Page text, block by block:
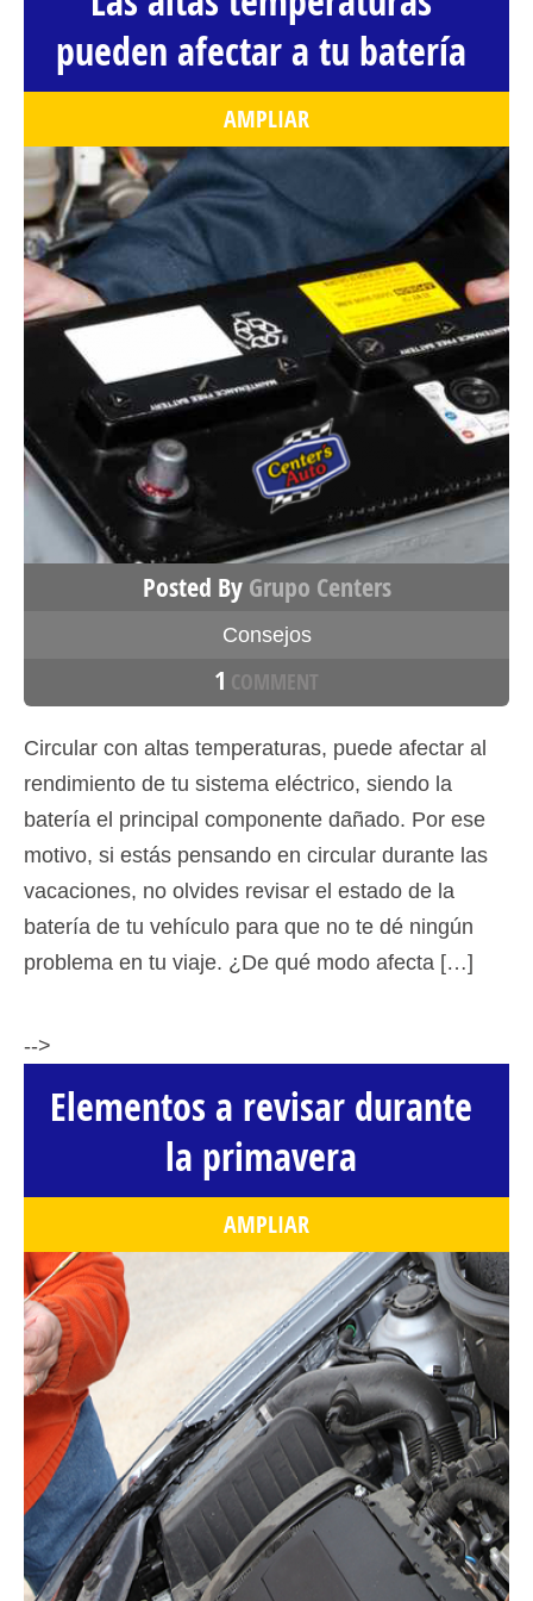
pueden afectar a tu batería
AMPLIAR
Posted By Grupo Centers
Consejos
1 COMMENT
Circular con altas temperaturas, puede afectar al
rendimiento de tu sistema eléctrico, siendo la
batería el principal componente dañado. Por ese
motivo, si estás pensando en circular durante las
vacaciones, no olvides revisar el estado de la
batería de tu vehículo para que no te dé ningún
problema en tu viaje. ¿De qué modo afecta […]
-->
Elementos a revisar durante
la primavera
AMPLIAR